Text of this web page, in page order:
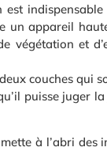
un appareil
et
couches qui
puisse juger
à l’abri des